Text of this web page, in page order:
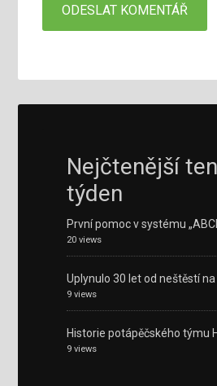
Nejčtenější
týden
První pomoc v systému
20 views
Uplynulo 30 let od neštěstí
9 views
Historie potápěčského týmu
9 views